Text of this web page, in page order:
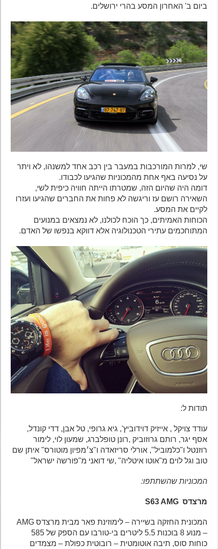
ביום ב' האחרון המסע בהרי ירושלים.
שי, למרות המורכבות במעבר בין רכב אחד למשנהו, לא ויתר
על נסיעה באף אחת מהמכוניות שהגיעו לכבודו.
דומה היה שהיום הזה, שמטרתו הייתה חוויה כיפית לשי,
השאירה רושם עז וריגשה לא פחות את החברים שהגיעו ועזרו
לקיים את המסע.
הכוחות האמיתים, כך הוכח לכולנו, לא נמצאים במנועים
המתוחכמים עתירי הטכנולוגיה אלא דווקא בנפשו של האדם.
תודות ל:
עודד צויקל , אייזיק דוידוביץ', גיא גרופי, טל אבן, דדי קונדל,
אסף יגר, רותם גרוזוביק ,רונן טופלברג, שמעון לוי, לימור
רוזנטל ו"כלמוביל", אורלי סריזאדה ו"צ׳מפיון מוטורס" איתן שם
טוב וגל לוים מ"אוטו איטליה" ,שי דואני מ"פורשה ישראל"
המכוניות שהשתתפו:
מרצדס S63 AMG
המכונית החזקה בשיירה – לימוזינת פאר מבית מרצדס AMG
– מנוע 8 בוכנות 5.5 ליטרים בי-טורבו עם הספק של 585
כוחות סוס, תיבה אוטומטית – רובוטית כפולת – מצמדים